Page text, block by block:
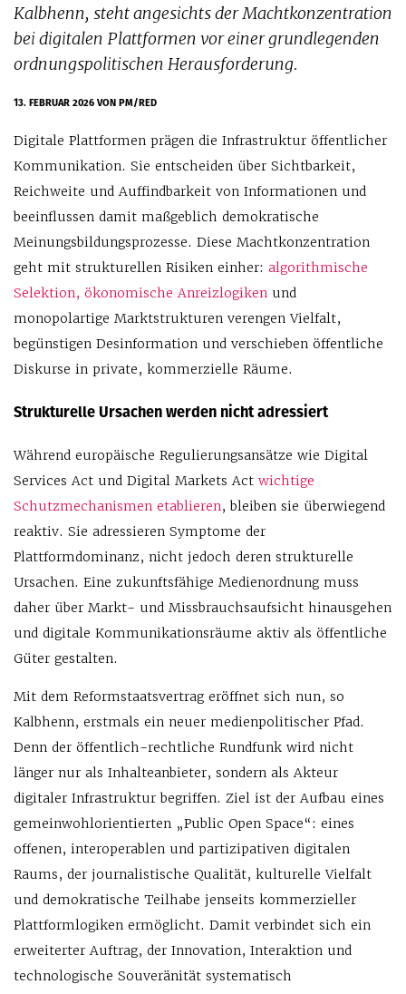
Kalbhenn, steht angesichts der Machtkonzentration
bei digitalen Plattformen vor einer grundlegenden
ordnungspolitischen Herausforderung.
13. FEBRUAR 2026VON PM/RED
Digitale Plattformen prägen die Infrastruktur öffentlicher
Kommunikation. Sie entscheiden über Sichtbarkeit,
Reichweite und Auffindbarkeit von Informationen und
beeinflussen damit maßgeblich demokratische
Meinungsbildungsprozesse. Diese Machtkonzentration
geht mit strukturellen Risiken einher: algorithmische
Selektion, ökonomische Anreizlogiken und
monopolartige Marktstrukturen verengen Vielfalt,
begünstigen Desinformation und verschieben öffentliche
Diskurse in private, kommerzielle Räume.
Strukturelle Ursachen werden nicht adressiert
Während europäische Regulierungsansätze wie Digital
Services Act und Digital Markets Act wichtige
Schutzmechanismen etablieren, bleiben sie überwiegend
reaktiv. Sie adressieren Symptome der
Plattformdominanz, nicht jedoch deren strukturelle
Ursachen. Eine zukunftsfähige Medienordnung muss
daher über Markt- und Missbrauchsaufsicht hinausgehen
und digitale Kommunikationsräume aktiv als öffentliche
Güter gestalten.
Mit dem Reformstaatsvertrag eröffnet sich nun, so
Kalbhenn, erstmals ein neuer medienpolitischer Pfad.
Denn der öffentlich-rechtliche Rundfunk wird nicht
länger nur als Inhalteanbieter, sondern als Akteur
digitaler Infrastruktur begriffen. Ziel ist der Aufbau eines
gemeinwohlorientierten „Public Open Space“: eines
offenen, interoperablen und partizipativen digitalen
Raums, der journalistische Qualität, kulturelle Vielfalt
und demokratische Teilhabe jenseits kommerzieller
Plattformlogiken ermöglicht. Damit verbindet sich ein
erweiterter Auftrag, der Innovation, Interaktion und
technologische Souveränität systematisch